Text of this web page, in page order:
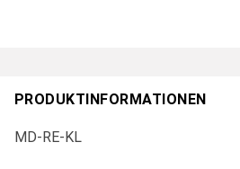
PRODUKTINFORMATIONEN
MD-RE-KL